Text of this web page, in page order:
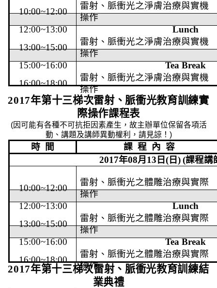
10:00~12:00
雷射、脈衝光之淨膚治療與實機
操作
12:00~13:00
Lunch
13:00~15:00
雷射、脈衝光之淨膚治療與實機
操作
15:00~16:00
Tea Break
16:00~18:00
雷射、脈衝光之淨膚治療與實機
操作
2017年第十三梯次雷射、脈衝光教育訓練實
際操作課程表
(因可能有各種不可抗拒因素產生，故主辦單位保留各項活
動、講題及講師異動權利，請見諒！ )
時 間 課 程 內 容
2017年08月 13 日 (日 ) (課程講
10:00~12:00
雷射、脈衝光之體雕治療與實際
操作
12:00~13:00
Lunch
13:00~15:00
雷射、脈衝光之體雕治療與實際
操作
15:00~16:00
Tea Break
16:00~18:00
雷射、脈衝光之體雕治療與實際
操作
2017年第十三梯次雷射、脈衝光教育訓練結
業典禮